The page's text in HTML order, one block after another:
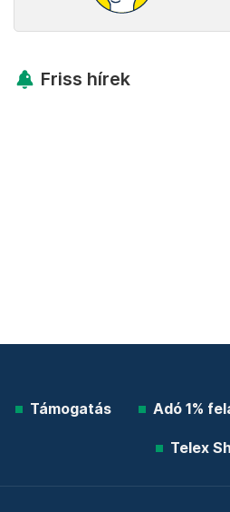
Friss hírek
Támogatás Adó 1%
Telex